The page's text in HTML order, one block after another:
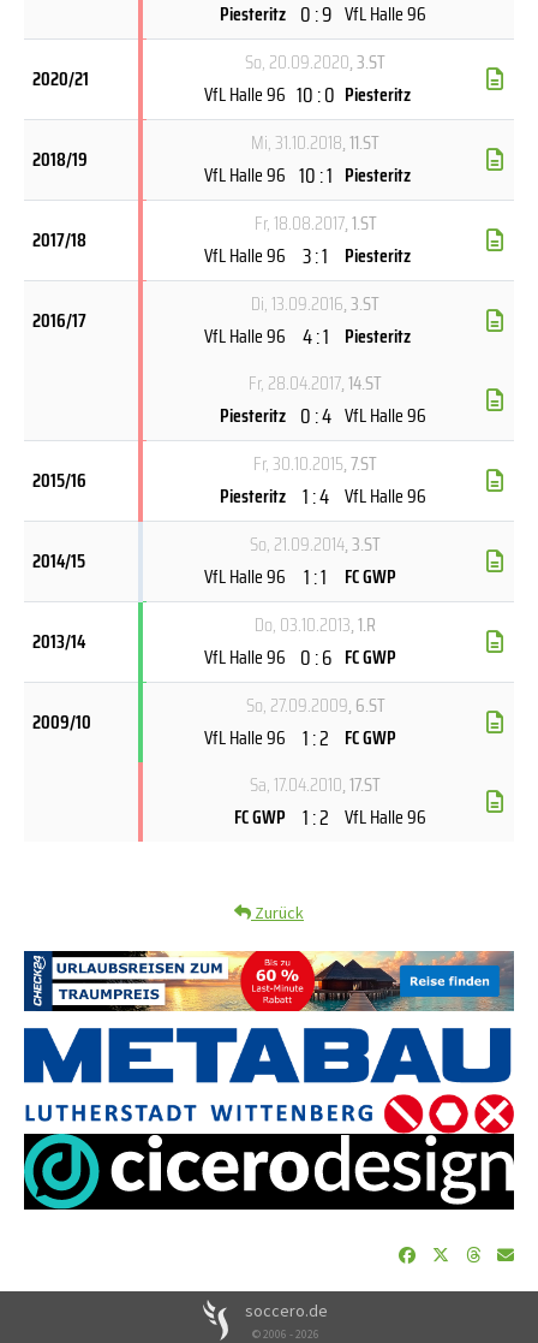
Piesteritz 0 : 9 VfL Halle 96
2020/21
So, 20.09.2020, 3.ST
VfL Halle 96 10 : 0 Piesteritz
2018/19
Mi, 31.10.2018, 11.ST
VfL Halle 96 10 : 1 Piesteritz
2017/18
Fr, 18.08.2017, 1.ST
VfL Halle 96 3 : 1 Piesteritz
2016/17
Di, 13.09.2016, 3.ST
VfL Halle 96 4 : 1 Piesteritz
Fr, 28.04.2017, 14.ST
Piesteritz 0 : 4 VfL Halle 96
2015/16
Fr, 30.10.2015, 7.ST
Piesteritz 1 : 4 VfL Halle 96
2014/15
So, 21.09.2014, 3.ST
VfL Halle 96
1 : 1 FC GWP
2013/14
Do, 03.10.2013, 1.R
VfL Halle 96 0 : 6 FC GWP
2009/10
So, 27.09.2009, 6.ST
VfL Halle 96 1 : 2 FC GWP
Sa, 17.04.2010, 17.ST
FC GWP 1 : 2 VfL Halle 96
Zurück
soccero.de
© 2006 - 2026